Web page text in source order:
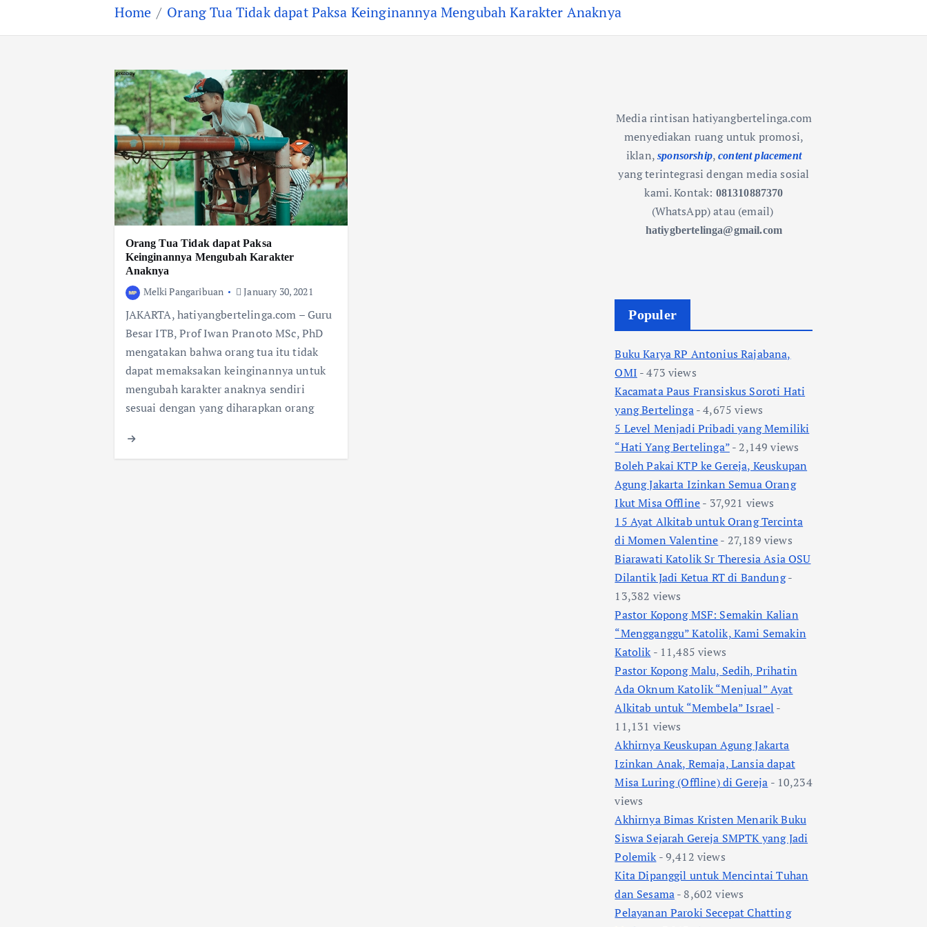
Home Orang Tua Tidak dapat Paksa Keinginannya Mengubah Karakter Anaknya
Orang Tua Tidak dapat Paksa
Keinginannya Mengubah Karakter
Anaknya
Melki Pangaribuan January 30, 2021
JAKARTA, hatiyangbertelinga.com – Guru
Besar ITB, Prof Iwan Pranoto MSc, PhD
mengatakan bahwa orang tua itu tidak
dapat memaksakan keinginannya untuk
mengubah karakter anaknya sendiri
sesuai dengan yang diharapkan orang
Media rintisan hatiyangbertelinga.com
menyediakan ruang untuk promosi,
iklan,sponsorship,content placement
yang terintegrasi dengan media sosial
kami.Kontak: 081310887370
(WhatsApp) atau (email)
hatiygbertelinga@gmail.com
Populer
Buku Karya RP Antonius Rajabana,
OMI - 473 views
Kacamata Paus Fransiskus Soroti Hati
yang Bertelinga- 4,675 views
5 Level Menjadi Pribadi yang Memiliki
“Hati Yang Bertelinga”- 2,149 views
Boleh Pakai KTP ke Gereja, Keuskupan
Agung Jakarta Izinkan Semua Orang
Ikut Misa Offline- 37,921 views
15 Ayat Alkitab untuk Orang Tercinta
di Momen Valentine- 27,189 views
Biarawati Katolik Sr Theresia Asia OSU
Dilantik Jadi Ketua RT di Bandung-
13,382 views
Pastor Kopong MSF: Semakin Kalian
“Mengganggu” Katolik, Kami Semakin
Katolik- 11,485 views
Pastor Kopong Malu, Sedih, Prihatin
Ada Oknum Katolik “Menjual” Ayat
Alkitab untuk “Membela” Israel -
11,131 views
Akhirnya Keuskupan Agung Jakarta
Izinkan Anak, Remaja, Lansia dapat
Misa Luring (Offline) di Gereja - 10,234
views
Akhirnya Bimas Kristen Menarik Buku
Siswa Sejarah Gereja SMPTK yang Jadi
Polemik- 9,412 views
Kita Dipanggil untuk Mencintai Tuhan
dan Sesama- 8,602 views
Pelayanan Paroki Secepat Chatting